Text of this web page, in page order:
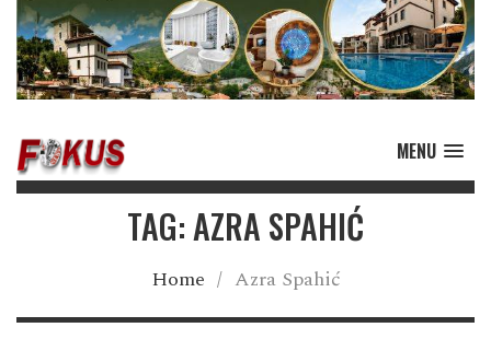
MENU
TAG: AZRA SPAHIĆ
Home / Azra Spahić